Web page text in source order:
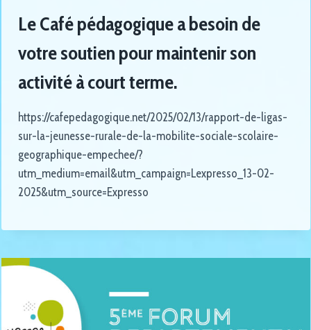
Le Café pédagogique a besoin de
votre soutien pour maintenir son
activité à court terme.
https://cafepedagogique.net/2025/02/13/rapport-de-ligas-
sur-la-jeunesse-rurale-de-la-mobilite-sociale-scolaire-
geographique-empechee/?
utm_medium=email&utm_campaign=Lexpresso_13-02-
2025&utm_source=Expresso